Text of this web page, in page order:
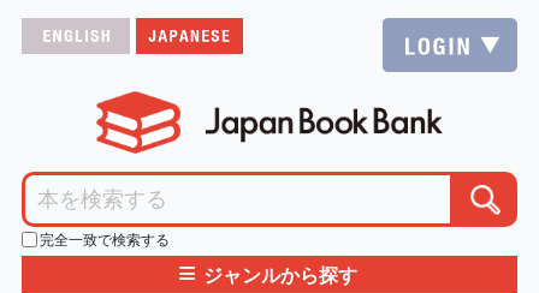
完全一致で検索する
≡ ジャンルから探す